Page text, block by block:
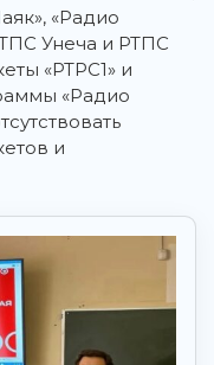
«Радио
Унеча и РТПС
«РТРС1» и
«Радио
и